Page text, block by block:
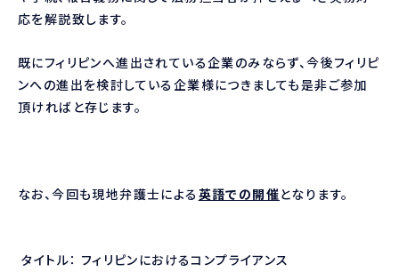
応を解説致します。
既にフィリピンへ進出されている企業のみならず、今後フィリピ
ンへの進出を検討している企業様につきましても是非ご参加
頂ければと存じます。
なお、今回も現地弁護士による 英語での開催となります。
タイトル： フィリピンにおけるコンプライアンス